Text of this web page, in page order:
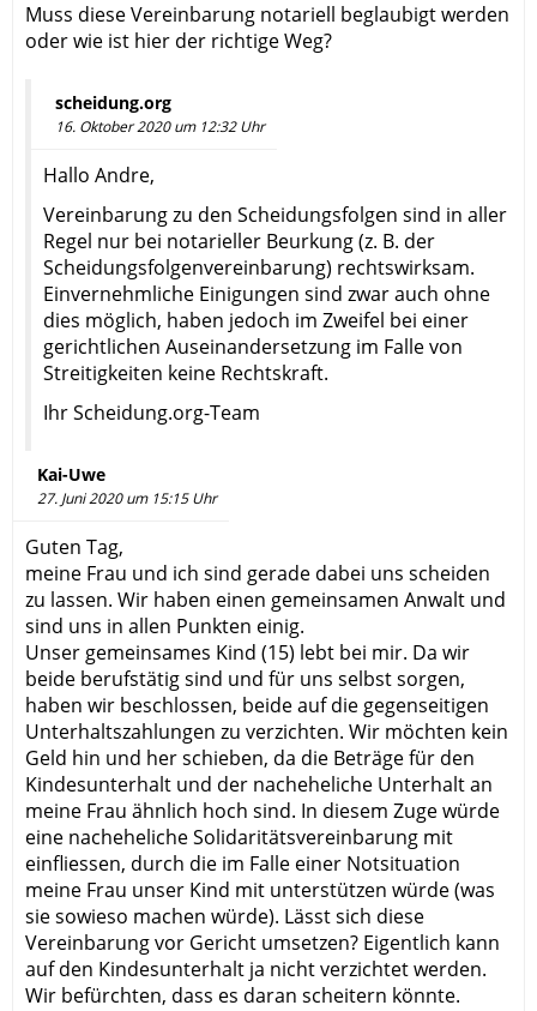
Muss diese Vereinbarung notariell beglaubigt werden
oder wie ist hier der richtige Weg?
scheidung.org
16. Oktober 2020 um 12:32 Uhr
Hallo Andre,
Vereinbarung zu den Scheidungsfolgen sind in aller
Regel nur bei notarieller Beurkung (z. B. der
Scheidungsfolgenvereinbarung) rechtswirksam.
Einvernehmliche Einigungen sind zwar auch ohne
dies möglich, haben jedoch im Zweifel bei einer
gerichtlichen Auseinandersetzung im Falle von
Streitigkeiten keine Rechtskraft.
Ihr Scheidung.org-Team
Kai-Uwe
27. Juni 2020 um 15:15 Uhr
Guten Tag,
meine Frau und ich sind gerade dabei uns scheiden
zu lassen. Wir haben einen gemeinsamen Anwalt und
sind uns in allen Punkten einig.
Unser gemeinsames Kind (15) lebt bei mir. Da wir
beide berufstätig sind und für uns selbst sorgen,
haben wir beschlossen, beide auf die gegenseitigen
Unterhaltszahlungen zu verzichten. Wir möchten kein
Geld hin und her schieben, da die Beträge für den
Kindesunterhalt und der nacheheliche Unterhalt an
meine Frau ähnlich hoch sind. In diesem Zuge würde
eine nacheheliche Solidaritätsvereinbarung mit
einfliessen, durch die im Falle einer Notsituation
meine Frau unser Kind mit unterstützen würde (was
sie sowieso machen würde). Lässt sich diese
Vereinbarung vor Gericht umsetzen? Eigentlich kann
auf den Kindesunterhalt ja nicht verzichtet werden.
Wir befürchten, dass es daran scheitern könnte.